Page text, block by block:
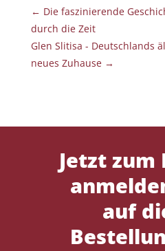
← Die faszinierende
durch die Zeit
Glen Slitisa - Deutschlands
neues Zuhause→
Jetzt
auf